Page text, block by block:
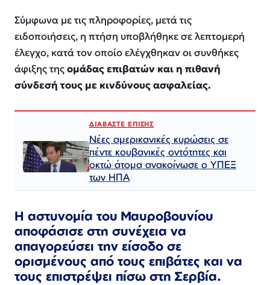
Σύμφωνα με τις πληροφορίες, μετά τις
ειδοποιήσεις, η πτήση υποβλήθηκε σε λεπτομερή
έλεγχο, κατά τον οποίο ελέγχθηκαν οι συνθήκες
άφιξης τηςομάδας επιβατών και η πιθανή
σύνδεσή τους με κινδύνους ασφαλείας.
ΔΙΑΒΑΣΤΕ ΕΠΙΣΗΣ
Νέες αμερικανικές κυρώσεις σε
πέντε κουβανικές οντότητες και
οκτώ άτομα ανακοίνωσε ο ΥΠΕΞ
των ΗΠΑ
Η αστυνομία του Μαυροβουνίου
αποφάσισε στη συνέχεια να
απαγορεύσει την είσοδο σε
ορισμένους από τους επιβάτες και να
τους επιστρέψει πίσω στη Σερβία.